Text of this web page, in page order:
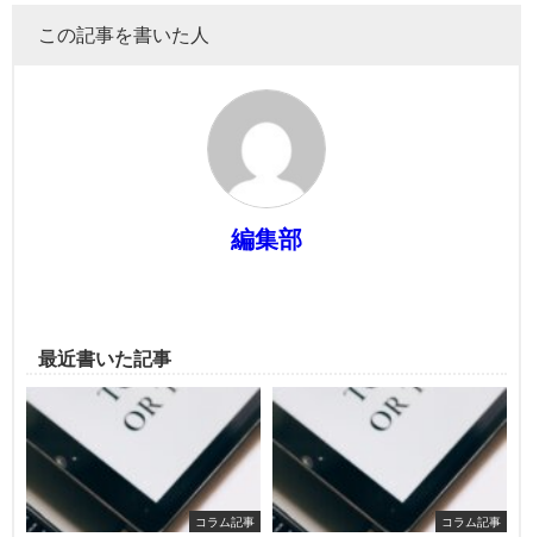
この記事を書いた人
編集部
最近書いた記事
コラム記事 コラム記事